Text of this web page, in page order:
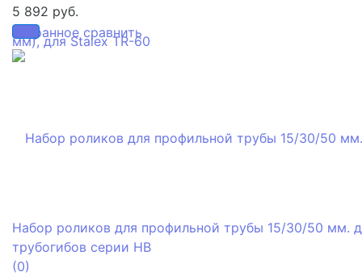
избранное сравнить
5 892 руб.
Набор роликов для профильной трубы 15/30/50 мм.
трубогибов серии HB
(0)